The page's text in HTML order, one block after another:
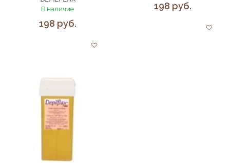
В наличие
198 руб.
198 руб.